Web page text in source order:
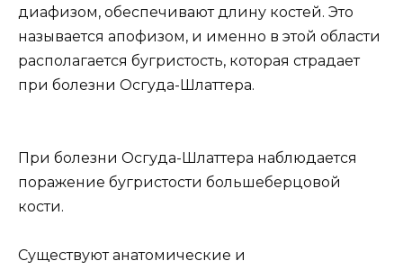
диафизом, обеспечивают длину костей. Это
называется апофизом, и именно в этой области
располагается бугристость, которая страдает
при болезни Осгуда-Шлаттера.
При болезни Осгуда-Шлаттера наблюдается
поражение бугристости большеберцовой
кости.
Существуют анатомические и